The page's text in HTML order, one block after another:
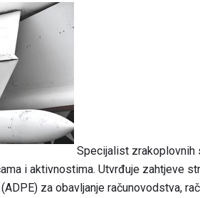
Specijalist zrakoplovnih
i aktivnostima. Utvrđuje zahtjeve
za obavljanje računovodstva,